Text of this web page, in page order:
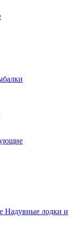
Надувные лодки и